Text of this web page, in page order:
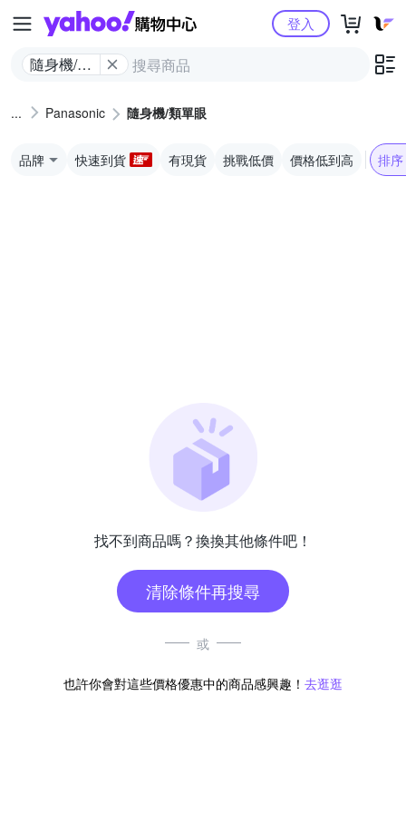
Yahoo購物中心
隨身機/類
登入
Panasonic 隨身機/類單眼
品牌 快速到貨 有現貨 挑戰低價 價格低到高 排序
找不到商品嗎？換換其他條件吧！
清除條件再搜尋
或
也許你會對這些價格優惠中的商品感興趣！ 去逛逛